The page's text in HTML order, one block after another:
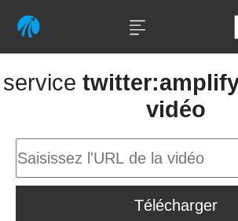
service
vidéo
Télécharger